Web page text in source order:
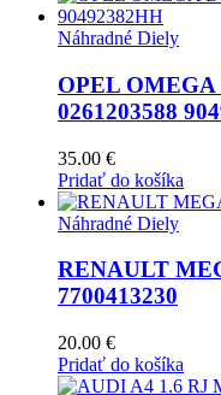
Náhradné Diely
OPEL
0261203588
35.00 €
Pridať do košíka
Náhradné Diely
RENAULT
7700413230
20.00 €
Pridať do košíka